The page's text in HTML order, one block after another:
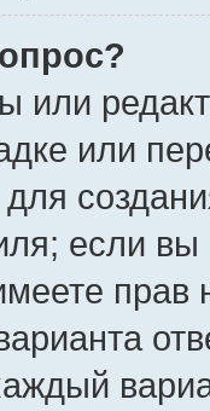
или
или
если
прав